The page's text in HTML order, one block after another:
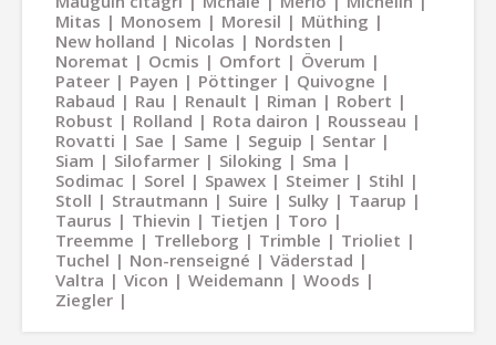
Mitas
Monosem Moresil
Müthing
New holland
Nicolas
Nordsten
Noremat
Ocmis Omfort
Överum
Pateer
Payen Pöttinger
Quivogne
Rabaud
Rau Renault Riman
Robert
Robust
Rolland Rota dairon
Rousseau
Rovatti
Sae Same Seguip
Sentar
Siam
Silofarmer Siloking
Sma
Sodimac
Sorel Spawex Steimer
Stihl
Stoll
Strautmann Suire Sulky
Taarup
Taurus
Thievin Tietjen
Toro
Treemme
Trelleborg Trimble
Trioliet
Tuchel
Non-renseigné
Väderstad
Valtra
Vicon Weidemann
Woods
Ziegler